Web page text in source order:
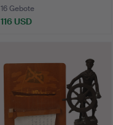
16 Gebote
116 USD